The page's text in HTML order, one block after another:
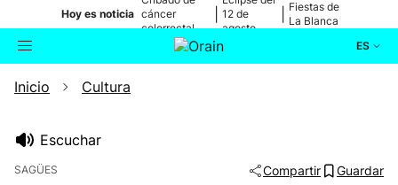
Hoy es noticia cáncer
colorrectal
12 de
agosto
Fiestas de
La Blanca
ES
Buscador
Inicio Cultura
Escuchar
SAGÜES Compartir Guardar